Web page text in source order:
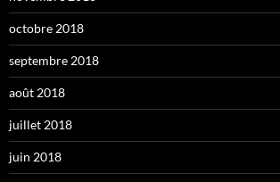
octobre 2018
septembre 2018
août 2018
juillet 2018
juin 2018